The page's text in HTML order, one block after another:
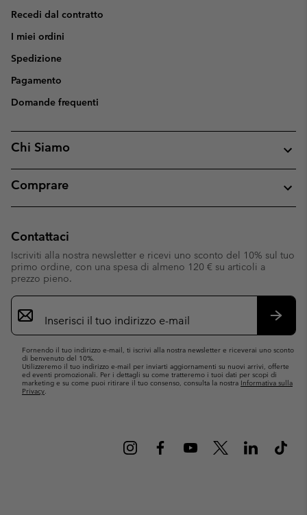
Recedi dal contratto
I miei ordini
Spedizione
Pagamento
Domande frequenti
Chi Siamo
Comprare
Contattaci
Iscriviti alla nostra newsletter e ricevi uno sconto del 10% sul tuo
primo ordine, con una spesa di almeno 120 € su articoli a
prezzo pieno.
Iscrizione
e-
mail
Fornendo il tuo indirizzo e-mail, ti iscrivi alla nostra newsletter e riceverai uno sconto
di benvenuto del 10%.
Utilizzeremo il tuo indirizzo e-mail per inviarti aggiornamenti su nuovi arrivi, offerte
ed eventi promozionali. Per i dettagli su come tratteremo i tuoi dati per scopi di
marketing e su come puoi ritirare il tuo consenso, consulta la nostra Informativa sulla
Privacy.